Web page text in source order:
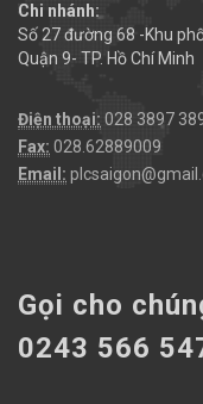
Chi nhánh:
Số 27 đường 68 -Khu
Quận 9- TP. Hồ Chí Minh
Điện thoại: 028 3897
Fax: 028.62889009
Email:
Gọi cho
0243 566